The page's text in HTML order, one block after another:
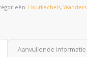
Houtkachels, Wanders
Aanvullende informatie